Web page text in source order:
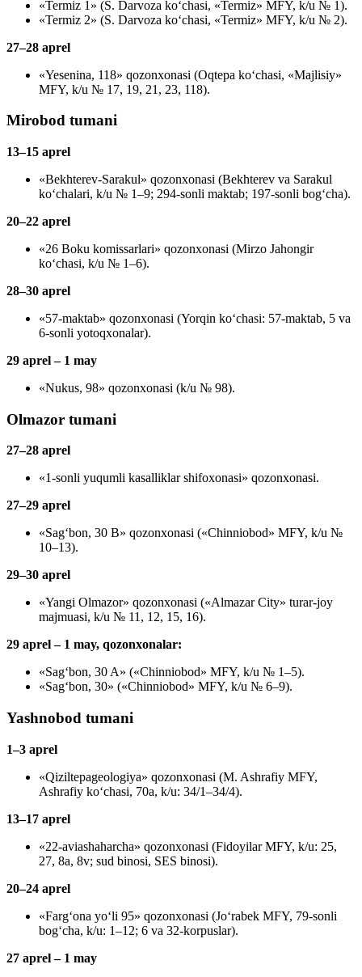
«Termiz 1» (S. Darvoza ko‘chasi, «Termiz» MFY, k/u № 1).
«Termiz 2» (S. Darvoza ko‘chasi, «Termiz» MFY, k/u № 2).
27–28 aprel
«Yesenina, 118» qozonxonasi (Oqtepa ko‘chasi, «Majlisiy»
MFY, k/u № 17, 19, 21, 23, 118).
Mirobod tumani
13–15 aprel
«Bekhterev-Sarakul» qozonxonasi (Bekhterev va Sarakul
ko‘chalari, k/u № 1–9; 294-sonli maktab; 197-sonli bog‘cha).
20–22 aprel
«26 Boku komissarlari» qozonxonasi (Mirzo Jahongir
ko‘chasi, k/u № 1–6).
28–30 aprel
«57-maktab» qozonxonasi (Yorqin ko‘chasi: 57-maktab, 5 va
6-sonli yotoqxonalar).
29 aprel – 1 may
«Nukus, 98» qozonxonasi (k/u № 98).
Olmazor tumani
27–28 aprel
«1-sonli yuqumli kasalliklar shifoxonasi» qozonxonasi.
27–29 aprel
«Sag‘bon, 30 B» qozonxonasi («Chinniobod» MFY, k/u №
10–13).
29–30 aprel
«Yangi Olmazor» qozonxonasi («Almazar City» turar-joy
majmuasi, k/u № 11, 12, 15, 16).
29 aprel – 1 may, qozonxonalar:
«Sag‘bon, 30 A» («Chinniobod» MFY, k/u № 1–5).
«Sag‘bon, 30» («Chinniobod» MFY, k/u № 6–9).
Yashnobod tumani
1–3 aprel
«Qiziltepageologiya» qozonxonasi (M. Ashrafiy MFY,
Ashrafiy ko‘chasi, 70a, k/u: 34/1–34/4).
13–17 aprel
«22-aviashaharcha» qozonxonasi (Fidoyilar MFY, k/u: 25,
27, 8a, 8v; sud binosi, SES binosi).
20–24 aprel
«Farg‘ona yo‘li 95» qozonxonasi (Jo‘rabek MFY, 79-sonli
bog‘cha, k/u: 1–12; 6 va 32-korpuslar).
27 aprel – 1 may